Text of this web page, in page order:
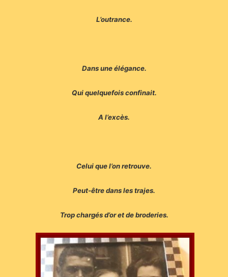
L’outrance.
Dans une élégance.
Qui quelquefois confinait.
A l’excès.
Celui que l’on retrouve.
Peut-être dans les trajes.
Trop chargés d’or et de broderies.